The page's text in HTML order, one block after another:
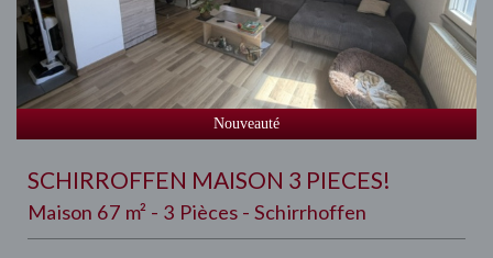
Nouveauté
SCHIRROFFEN MAISON 3 PIECES!
Maison 67 m² - 3 Pièces - Schirrhoffen